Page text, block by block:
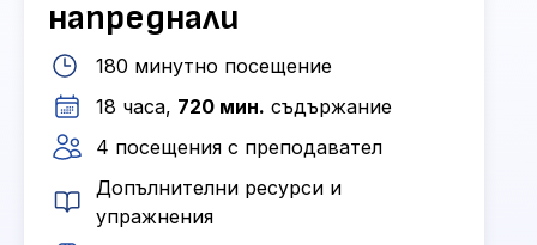
напреднали
180 минутно посещение
18 часа, 720 мин. съдържание
4 посещения с преподавател
Допълнителни ресурси и
упражнения